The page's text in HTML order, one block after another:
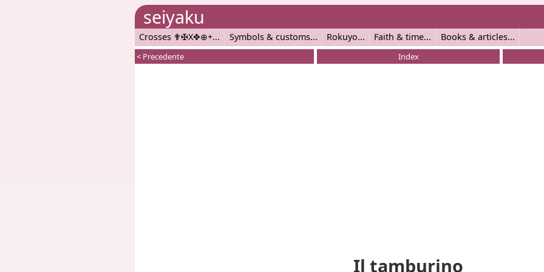
seiyaku
Crosses ✟✠X✥⊕+ Symbols & customs Rokuyo Faith & time Books & articles
< Precedente Index
Il tamburino